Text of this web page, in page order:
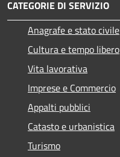
CATEGORIE DI SERVIZIO
Anagrafe e stato civile
Cultura e tempo libero
Vita lavorativa
Imprese e Commercio
Appalti pubblici
Catasto e urbanistica
Turismo